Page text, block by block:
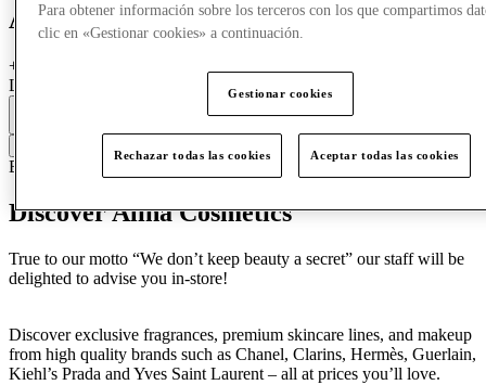
Alina Cosmetics
+
Lancaster, Paco Rabanne, Biotherm
Belleza
Discover Alina Cosmetics
True to our motto “We don’t keep beauty a secret” our staff will be
delighted to advise you in-store!
Discover exclusive fragrances, premium skincare lines, and makeup
from high quality brands such as Chanel, Clarins, Hermès, Guerlain,
Kiehl’s Prada and Yves Saint Laurent – all at prices you’ll love.
Para obtener información sobre los terceros con los que compartimos
clic en «Gestionar cookies» a continuación.
Gestionar cookies
Rechazar todas las cookies Aceptar todas las cookies